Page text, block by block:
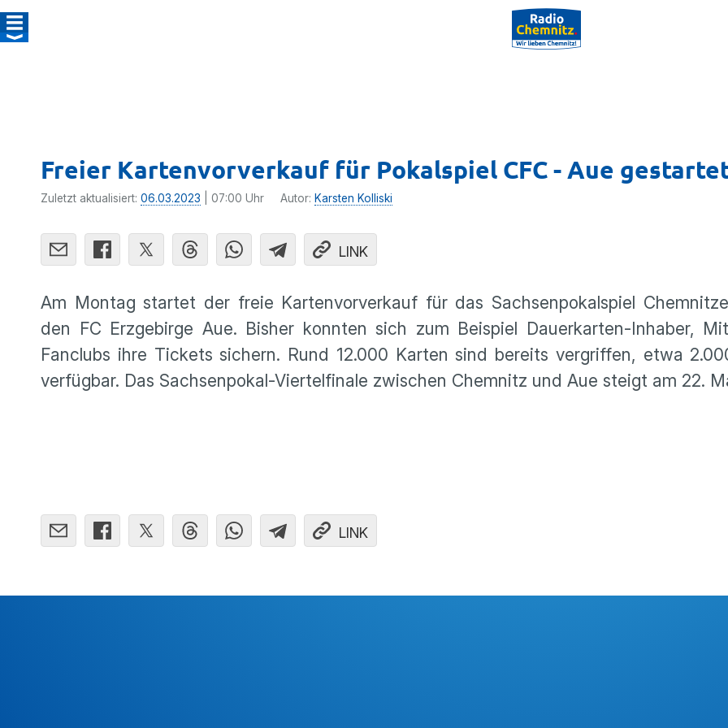
Freier Kartenvorverkauf für Pokalspiel CFC - Aue
Zuletzt aktualisiert: 06.03.2023 | 07:00 Uhr Autor: Karsten Kolliski
LINK
Am Montag startet der freie Kartenvorverkauf für das Sachsenpokalspiel
den FC Erzgebirge Aue. Bisher konnten sich zum Beispiel Dauerkarten-Inhaber,
Fanclubs ihre Tickets sichern. Rund 12.000 Karten sind bereits vergriffen, etwa
verfügbar. Das Sachsenpokal-Viertelfinale zwischen Chemnitz und Aue steigt am 22.
LINK